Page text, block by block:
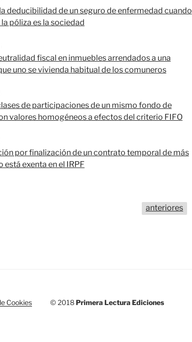
deducibilidad de un seguro de enfermedad cuando
póliza es la sociedad
fiscal en inmuebles arrendados a una
uno se vivienda habitual de los comuneros
de participaciones de un mismo fondo de
valores homogéneos a efectos del criterio FIFO
por finalización de un contrato temporal de más
está exenta en el IRPF
anteriores
Cookies © 2018Primera Lectura Ediciones